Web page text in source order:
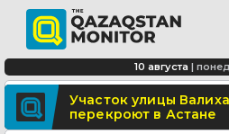
Поделитесь
Отправьте свои новости и события
10 августа |
Минтранспорта
расценки для
СОР и СОЧ планируют
учеников начальных
Казахстане
Участок улицы
перекроют в Астане